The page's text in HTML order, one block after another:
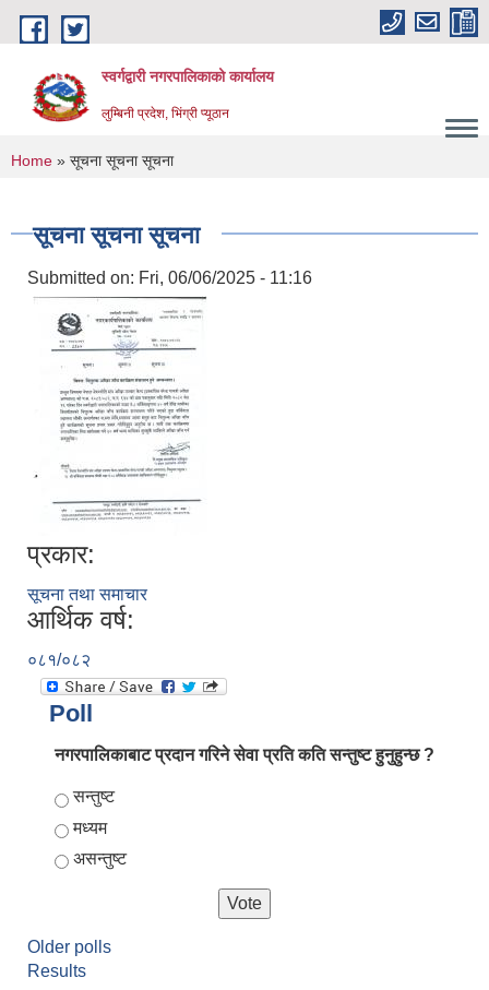
Skip to main content
स्वर्गद्वारी नगरपालिकाको कार्यालय
लुम्बिनी प्रदेश, भिंग्री प्यूठान
You are here
Home » सूचना सूचना सूचना
सूचना सूचना सूचना
Submitted on: Fri, 06/06/2025 - 11:16
प्रकार:
सूचना तथा समाचार
आर्थिक वर्ष:
०८१/०८२
Poll
नगरपालिकाबाट प्रदान गरिने सेवा प्रति कति सन्तुष्ट हुनुहुन्छ ?
Choices
सन्तुष्ट
मध्यम
असन्तुष्ट
Older polls
Results